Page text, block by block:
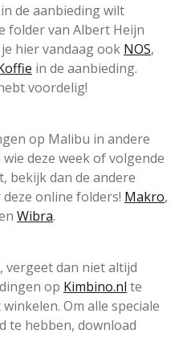
de aanbieding wilt
folder van Albert Heijn
hier vandaag ook NOS,
in de aanbieding.
voordelig!
op Malibu in andere
deze week of volgende
bekijk dan de andere
online folders! Makro,
Wibra.
vergeet dan niet altijd
op Kimbino.nl te
Om alle speciale
te hebben, download